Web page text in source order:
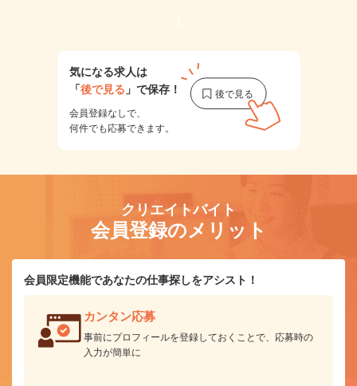
1
気になる求人は
「後で見る 」で保存！
会員登録なしで、
何件でも応募できます。
クリエイトバイト
会員登録のメリット
会員限定機能であなたの仕事探しをアシスト！
カンタン応募
事前にプロフィールを登録しておくことで、応募時の
入力が簡単に